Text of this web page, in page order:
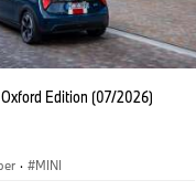
Oxford Edition (07/2026)
· MINI